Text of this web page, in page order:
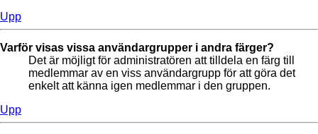
Upp
Varför visas vissa användargrupper i andra färger?
Det är möjligt för administratören att tilldela en färg till
medlemmar av en viss användargrupp för att göra det
enkelt att känna igen medlemmar i den gruppen.
Upp